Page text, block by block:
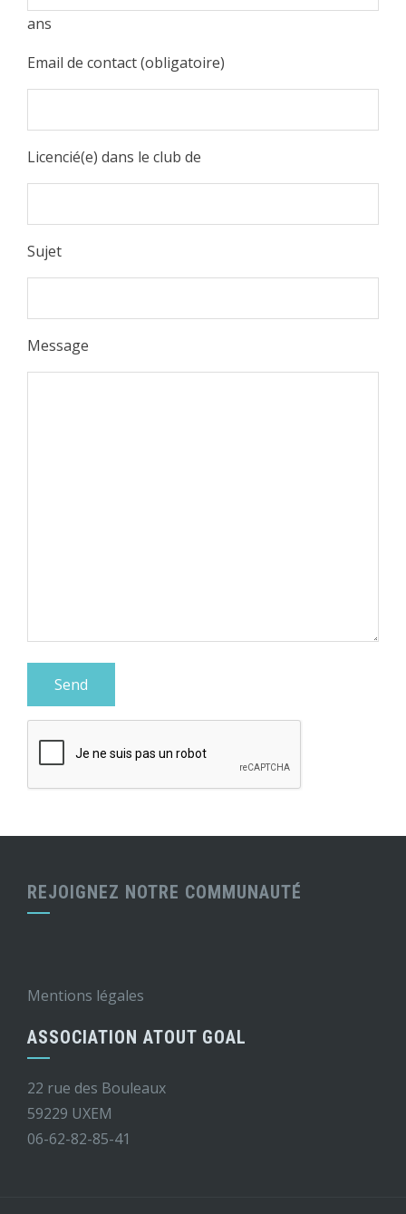
ans
Email de contact (obligatoire)
Licencié(e) dans le club de
Sujet
Message
REJOIGNEZ NOTRE COMMUNAUTÉ
Mentions légales
ASSOCIATION ATOUT GOAL
22 rue des Bouleaux
59229 UXEM
06-62-82-85-41